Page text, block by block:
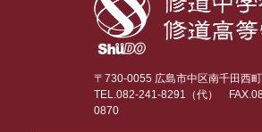
〒730-0055 広島市中区南千田西
TEL.082-241-8291（代）
0870